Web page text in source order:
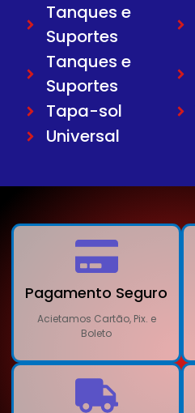
Tanques e
Suportes
Tanques e
Suportes
Tapa-sol
Universal
Pagamento Seguro
Acietamos Cartão, Pix. e
Boleto